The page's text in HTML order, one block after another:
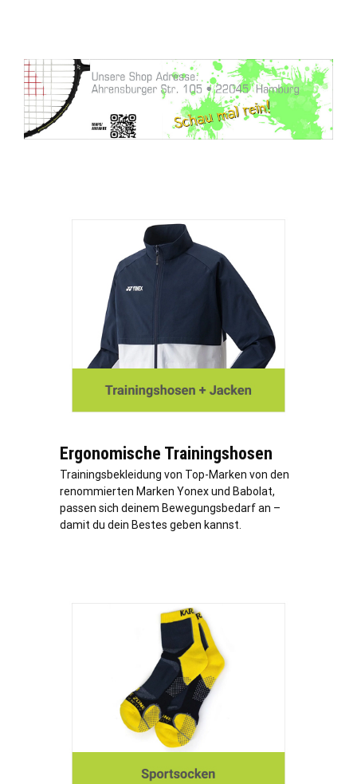
Ergonomische Trainingshosen
Trainingsbekleidung von Top-Marken von den
renommierten Marken Yonex und Babolat,
passen sich deinem Bewegungsbedarf an –
damit du dein Bestes geben kannst.